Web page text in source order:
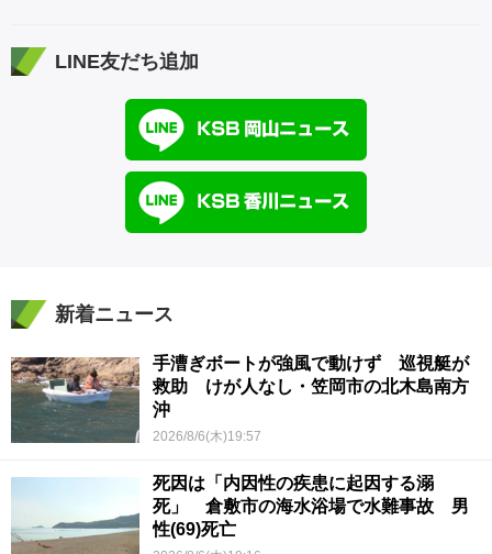
LINE友だち追加
新着ニュース
手漕ぎボートが強風で動けず 巡視艇が
救助 けが人なし・笠岡市の北木島南方
沖
2026/8/6(木)19:57
死因は「内因性の疾患に起因する溺
死」 倉敷市の海水浴場で水難事故 男
性(69)死亡